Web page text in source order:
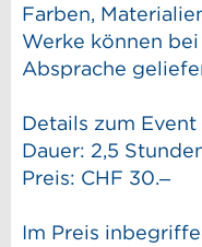
Farben,
Werke können
Absprache
Details zum Event
Dauer: 2,5
Preis: CHF 30.–
Im Preis